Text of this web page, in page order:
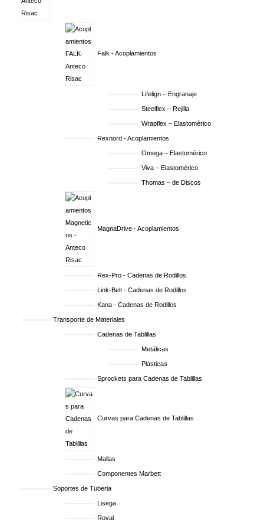
Falk - Acoplamientos
Lifelign – Engranaje
Steelflex – Rejilla
Wrapflex – Elastomérico
Rexnord - Acoplamientos
Omega – Elastomérico
Viva – Elastomérico
Thomas – de Discos
MagnaDrive - Acoplamientos
Rex-Pro - Cadenas de Rodillos
Link-Belt - Cadenas de Rodillos
Kana - Cadenas de Rodillos
Transporte de Materiales
Cadenas de Tablillas
Metálicas
Plásticas
Sprockets para Cadenas de Tablillas
Curvas para Cadenas de Tablillas
Mallas
Componentes Marbett
Soportes de Tuberia
Lisega
Roval